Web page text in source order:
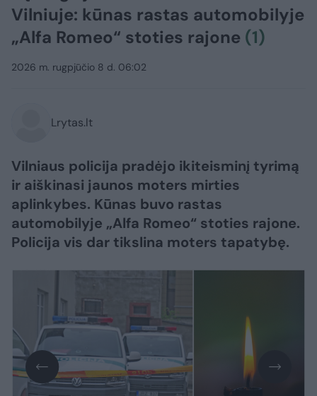
Vilniuje: kūnas rastas automobilyje
„Alfa Romeo“ stoties rajone (1)
2026 m. rugpjūčio 8 d. 06:02
Lrytas.lt
Vilniaus policija pradėjo ikiteisminį tyrimą
ir aiškinasi jaunos moters mirties
aplinkybes. Kūnas buvo rastas
automobilyje „Alfa Romeo“ stoties rajone.
Policija vis dar tikslina moters tapatybę.